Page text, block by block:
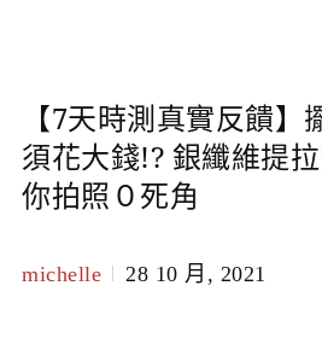
【7天時測真實反饋
須花大錢!? 銀纖維提
你拍照０死角
michelle 28 10 月, 2021